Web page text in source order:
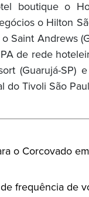
boutique o
o Hilton
Saint Andrews
de rede
(Guarujá-SP)
do Tivoli São
o Corcovado
frequência de